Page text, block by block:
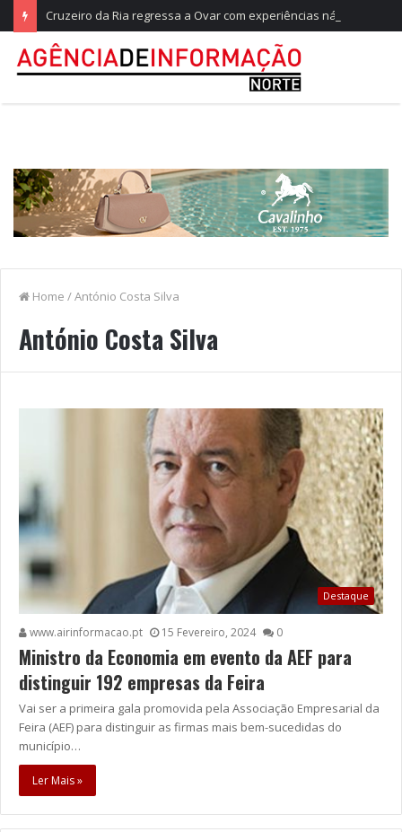
Home /António Costa Silva
António Costa Silva
Destaque
www.airinformacao.pt 15 Fevereiro, 2024 0
Ministro da Economia em evento da AEF para
distinguir 192 empresas da Feira
Vai ser a primeira gala promovida pela Associação Empresarial da
Feira (AEF) para distinguir as firmas mais bem-sucedidas do
município…
Ler Mais »